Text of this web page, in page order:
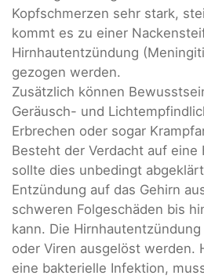
Kopfschmerzen sehr stark,
kommt es zu einer
Hirnhautentzündung
gezogen werden.
Zusätzlich können
Geräusch- und
Erbrechen oder sogar
Besteht der Verdacht auf eine
sollte dies unbedingt
Entzündung auf das Gehirn
schweren Folgeschäden bis
kann. Die
oder Viren ausgelöst werden.
eine bakterielle Infektion,